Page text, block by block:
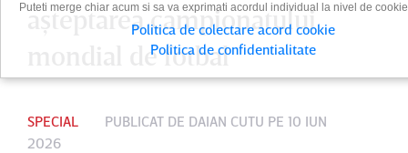
aşteptarea campionatului
mondial de fotbal
SPECIAL PUBLICAT DE DAIAN CUTU PE 10 IUN
2026
Puteti merge chiar acum si sa va exprimati acordul individual la nivel de
Politica de colectare acord cookie
Politica de confidentialitate